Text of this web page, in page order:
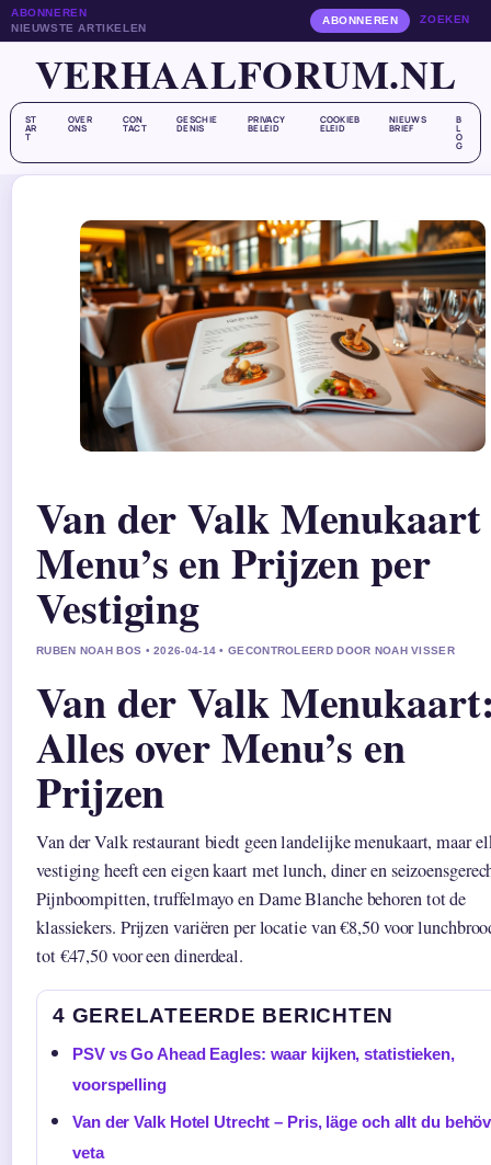
ABONNEREN
NIEUWSTE ARTIKELEN
ABONNEREN ZOEKEN
VERHAALFORUM.NL
ST
AR
T
OVER
ONS
CON
TACT
GESCHIE
DENIS
PRIVACY
BELEID
COOKIEB
ELEID
NIEUWS
BRIEF
B
L
O
G
Van der Valk Menukaart
Menu’s en Prijzen per
Vestiging
RUBEN NOAH BOS • 2026-04-14 • GECONTROLEERD DOOR NOAH VISSER
Van der Valk
Alles over Menu’s en
Prijzen
Van der Valk restaurant biedt geen landelijke menukaart, maar
vestiging heeft een eigen kaart met lunch, diner en
Pijnboompitten, truffelmayo en Dame Blanche behoren tot de
klassiekers. Prijzen variëren per locatie van €8,50 voor
tot €47,50 voor een dinerdeal.
4 GERELATEERDE BERICHTEN
PSV vs Go Ahead Eagles: waar kijken, statistieken,
voorspelling
Van der Valk Hotel Utrecht – Pris, läge och allt du
veta